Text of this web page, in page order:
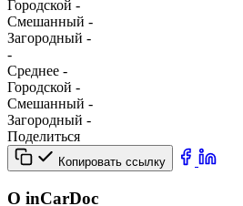
Городской -
Смешанный -
Загородный -
-
Среднее -
Городской -
Смешанный -
Загородный -
Поделиться
Копировать ссылку
О inCarDoc